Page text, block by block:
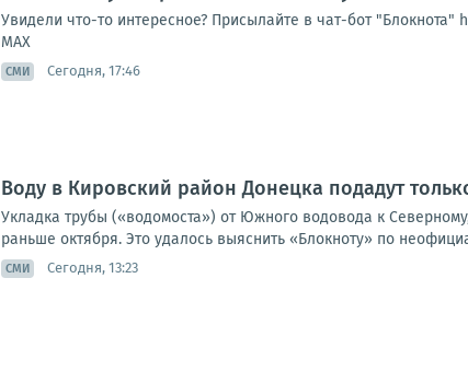
Увидели что-то интересное? Присылайте в чат-бот
МАХ
СМИ Сегодня, 17:46
Воду в Кировский район Донецка подадут
Укладка трубы («водомоста») от Южного водовода к
раньше октября. Это удалось выяснить «Блокноту» по
СМИ Сегодня, 13:23